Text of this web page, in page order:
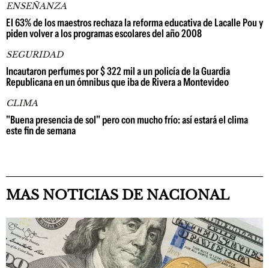
ENSEÑANZA
El 63% de los maestros rechaza la reforma educativa de Lacalle Pou y
piden volver a los programas escolares del año 2008
SEGURIDAD
Incautaron perfumes por $ 322 mil a un policía de la Guardia
Republicana en un ómnibus que iba de Rivera a Montevideo
CLIMA
"Buena presencia de sol" pero con mucho frío: así estará el clima
este fin de semana
MAS NOTICIAS DE NACIONAL